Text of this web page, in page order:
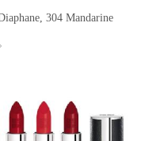
304 Mandarine